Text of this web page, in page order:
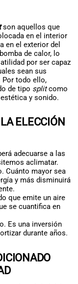
son aquellos que
en el interior
en el exterior del
de calor, lo
por ser capaz
sean sus
Por todo ello,
de tipo splitcomo
y sonido.
ELECCIÓN
adecuarse a las
aclimatar.
Cuánto mayor sea
y más disminuirá
que emite un aire
se cuantifica en
Es una inversión
durante años.